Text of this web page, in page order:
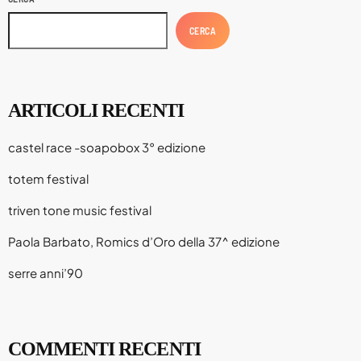
CERCA
ARTICOLI RECENTI
castel race -soapobox 3° edizione
totem festival
triven tone music festival
Paola Barbato, Romics d’Oro della 37^ edizione
serre anni’90
COMMENTI RECENTI